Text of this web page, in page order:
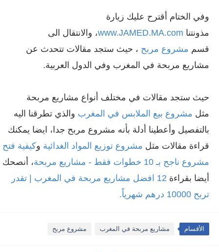
وفي الختام أقترح عليك زيارة
مذونتنا www.JAMED.MA.com، والانتقال الى
قسم مشروع مربح ، حيث ستجد مقالات تتحدث عن
مشاريع مربحة في المغرب وفي الدول العربية.
حيث ستجد مقالات في مختلف أنواع مشاريع مربحة
مثل مشروع بيع الملابس في المغرب والذي تطرقنا اليه
بالتفصيل وأعطينا أدلة بأنه مشروع مربح جدا، ايضا يمكنك
قراءة مقالات مثل مشروع توزيع المواد الغدائية وكيفية فتح
مشروع ناجح بـ 10 خطوات فقط - مشاريع مربحة
، أنصحك
أيضا بقراءة
1 2 افضل مشاريع مربحة في المغرب | تقدر
تربح 10000 درهم شهرياً
.
الأقسام مشاريع مربحة في المغرب مشروع مربح